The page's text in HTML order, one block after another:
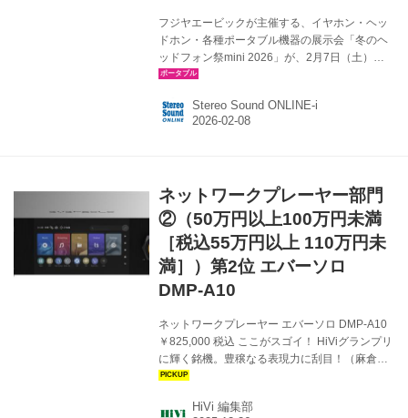
フジヤエービックが主催する、イヤホン・ヘッ
ドホン・各種ポータブル機器の展示会「冬のヘ
ッドフォン祭mini 2026」が、2月7日（土）
に、東京駅近くのステーションカンファレンス
6Fフロアに各社ブースを集結、話題の新製品か
らお馴染みの人気モデルまで、様々なアイテム
イトーンのブースでは、ZMF Headphonesのバ
イオセルロースドライバーを搭載した
「Atrium」（レジン仕様）を筆頭に各モデルを
展示。さらにそれらを...
Stereo Sound ONLINE-i
ネットワークプレーヤー部門
②（50万円以上100万円未満
［税込55万円以上 110万円未
満］）第2位 エバーソロ
DMP-A10
ネットワークプレーヤー エバーソロ DMP-A10
￥825,000 税込 ここがスゴイ！ HiViグランプリ
に輝く銘機。豊穣なる表現力に刮目！（麻倉）
独自技術でAndroid OSの制約を超え、こだわり
多機能で使いやすく、高音質。わが愛機です。
HiVi 編集部